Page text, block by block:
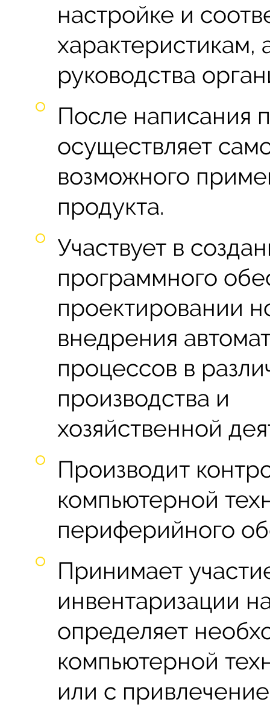
настройке и
характеристикам,
руководства
После написания
осуществляет
возможного
продукта.
Участвует в
программного
проектировании
внедрения
процессов в
производства и
хозяйственной
Производит
компьютерной
периферийного
Принимает
инвентаризации
определяет
компьютерной
или с